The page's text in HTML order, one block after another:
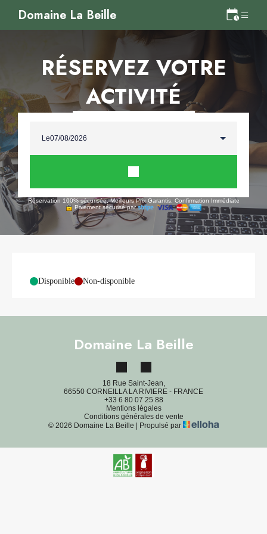
Domaine La Beille
RÉSERVEZ VOTRE
ACTIVITÉ
Le
Réservation 100% sécurisée, Meilleurs Prix Garantis, Confirmation Immédiate
Paiement sécurisé par
Disponible Non-disponible
Domaine La Beille
18 Rue Saint-Jean,
66550 CORNEILLA LA RIVIERE - FRANCE
+33 6 80 07 25 88
Mentions légales
Conditions générales de vente
© 2026 Domaine La Beille
Propulsé par